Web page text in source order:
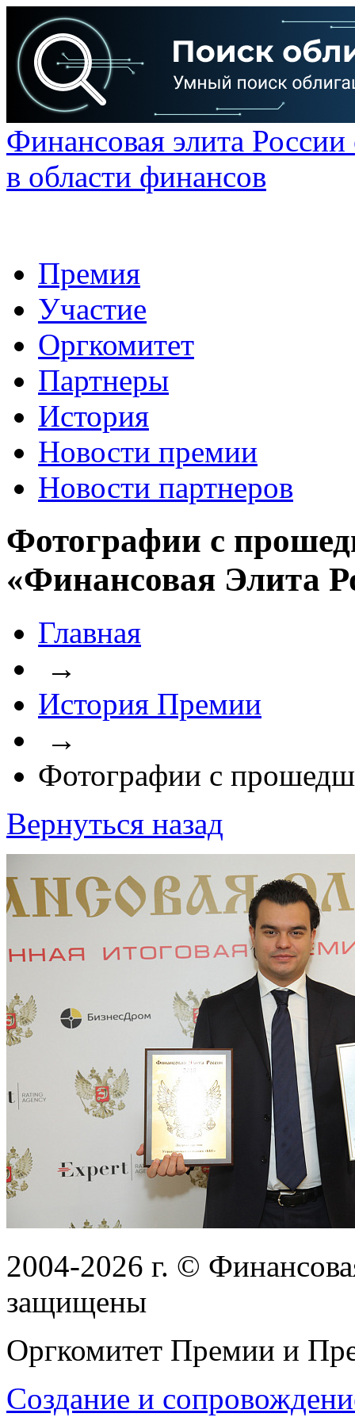
Финансовая элита
в области финансов
Премия
Участие
Оргкомитет
Партнеры
История
Новости премии
Новости партнеров
Фотографии с
«Финансовая Элита
Главная
→
История Премии
→
Фотографии с
Вернуться назад
2004-2026 г. ©
защищены
Оргкомитет Премии и
Создание и